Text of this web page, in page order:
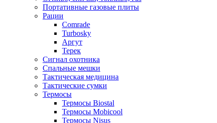
Портативные газовые плиты
Рации
Comrade
Turbosky
Аргут
Терек
Сигнал охотника
Спальные мешки
Тактическая медицина
Тактические сумки
Термосы
Термосы Biostal
Термосы Mobicool
Термосы Nisus